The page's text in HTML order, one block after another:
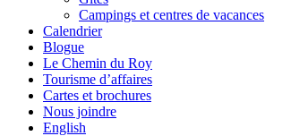
Campings et centres de vacances
Calendrier
Blogue
Le Chemin du Roy
Tourisme d’affaires
Cartes et brochures
Nous joindre
English